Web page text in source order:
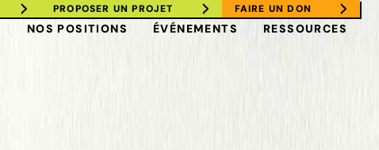
PROPOSER UN PROJET FAIRE UN DON
NOS POSITIONS ÉVÉNEMENTS RESSOURCES